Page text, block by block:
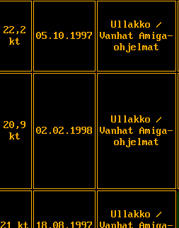
22,2
kt
05.10.1997
Ullakko /
Vanhat Amiga-
ohjelmat
20,9
kt
02.02.1998
Ullakko /
Vanhat Amiga-
ohjelmat
Ullakko /